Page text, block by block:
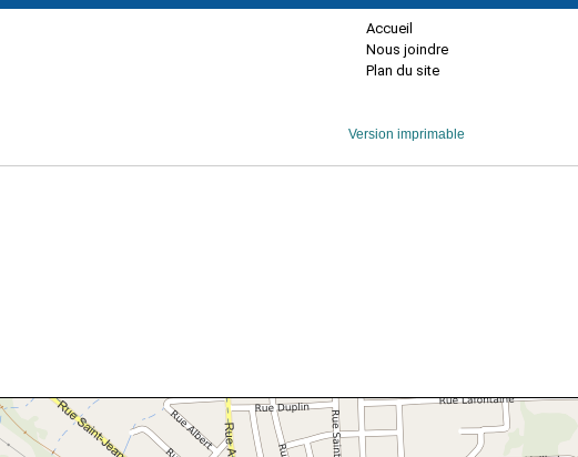
Accueil
Nous joindre
Plan du site
Version imprimable